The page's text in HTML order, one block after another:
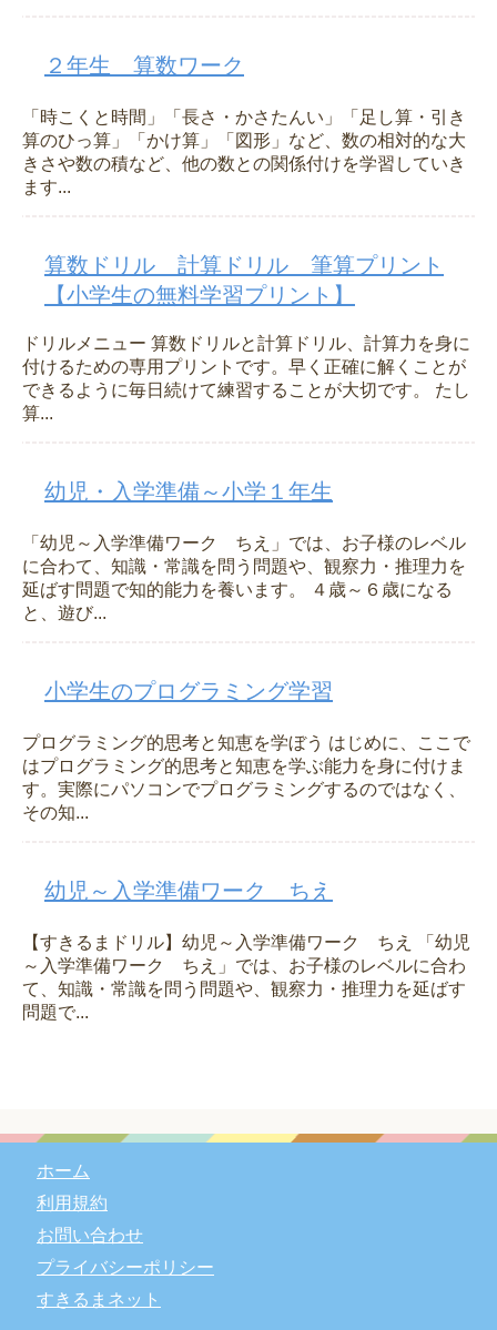
２年生 算数ワーク
「時こくと時間」「長さ・かさたんい」「足し算・引き
算のひっ算」「かけ算」「図形」など、数の相対的な大
きさや数の積など、他の数との関係付けを学習していき
ます...
算数ドリル 計算ドリル 筆算プリント
【小学生の無料学習プリント】
ドリルメニュー 算数ドリルと計算ドリル、計算力を身に
付けるための専用プリントです。早く正確に解くことが
できるように毎日続けて練習することが大切です。 たし
算...
幼児・入学準備～小学１年生
「幼児～入学準備ワーク ちえ」では、お子様のレベル
に合わて、知識・常識を問う問題や、観察力・推理力を
延ばす問題で知的能力を養います。 ４歳～６歳になる
と、遊び...
小学生のプログラミング学習
プログラミング的思考と知恵を学ぼう はじめに、ここで
はプログラミング的思考と知恵を学ぶ能力を身に付けま
す。実際にパソコンでプログラミングするのではなく、
その知...
幼児～入学準備ワーク ちえ
【すきるまドリル】幼児～入学準備ワーク ちえ 「幼児
～入学準備ワーク ちえ」では、お子様のレベルに合わ
て、知識・常識を問う問題や、観察力・推理力を延ばす
問題で...
ホーム
利用規約
お問い合わせ
プライバシーポリシー
すきるまネット